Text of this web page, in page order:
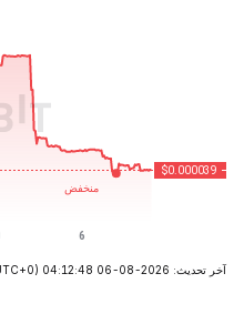
آخر تحديث: 2026-08-06 04:12:48 (UTC+0)